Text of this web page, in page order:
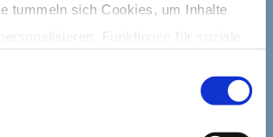
tummeln sich Cookies, um Inhalte
an….Doch dann: Mal wieder
Verschiedene
treffen aufeinander – und…
ist der erste
😉 Eigentlich fing